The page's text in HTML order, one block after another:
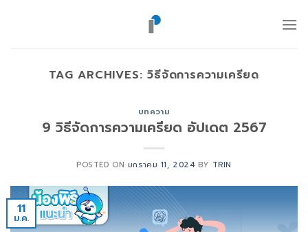
TAG ARCHIVES:วิธีจัดการความเครียด
บทความ
9 วิธีจัดการความเครียด อัปเดต 2567
POSTED ON มกราคม 11, 2024 BY TRIN
11
ม.ค.